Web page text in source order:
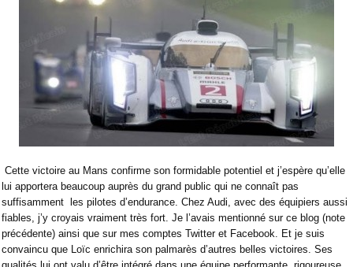
Cette victoire au Mans confirme son formidable potentiel et j’espère qu’elle
lui apportera beaucoup auprès du grand public qui ne connaît pas
suffisamment les pilotes d’endurance. Chez Audi, avec des équipiers aussi
fiables, j’y croyais vraiment très fort. Je l’avais mentionné sur ce blog (note
précédente) ainsi que sur mes comptes Twitter et Facebook. Et je suis
convaincu que Loïc enrichira son palmarès d’autres belles victoires. Ses